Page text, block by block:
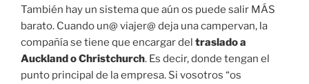
También hay un sistema que aún os puede salir MÁS
barato. Cuando un@ viajer@ deja una campervan, la
compañía se tiene que encargar del traslado a
Auckland o Christchurch. Es decir, donde tengan el
punto principal de la empresa. Si vosotros “os